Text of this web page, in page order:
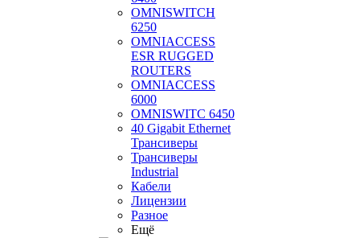
OMNISWITCH
6250
OMNIACCESS
ESR RUGGED
ROUTERS
OMNIACCESS
6000
OMNISWITC 6450
40 Gigabit Ethernet
Трансиверы
Трансиверы
Industrial
Кабели
Лицензии
Разное
Ещё